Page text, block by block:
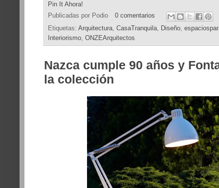
Pin It Ahora!
Publicadas por Podio
0 comentarios
Etiquetas: Arquitectura CasaTranquila Diseño
Interiorismo ONZEArquitectos
Nazca cumple 90 años y
la colección